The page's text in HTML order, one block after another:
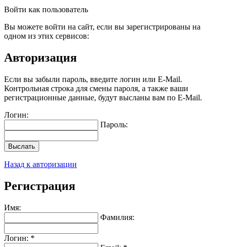
Войти как пользователь
Вы можете войти на сайт, если вы зарегистрированы на
одном из этих сервисов:
Авторизация
Если вы забыли пароль, введите логин или E-Mail.
Контрольная строка для смены пароля, а также ваши
регистрационные данные, будут высланы вам по E-Mail.
Логин:
Пароль:
Выслать
Назад к авторизации
Регистрация
Имя:
Фамилия:
Логин: *